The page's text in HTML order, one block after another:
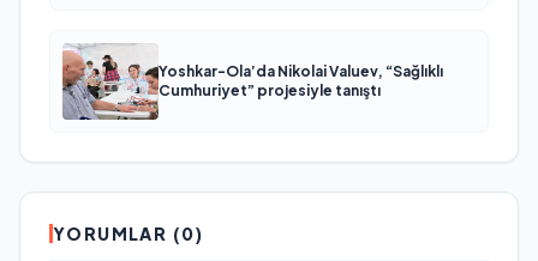
Yoshkar-Ola’da Nikolai Valuev, “Sağlıklı
Cumhuriyet” projesiyle tanıştı
YORUMLAR (0)